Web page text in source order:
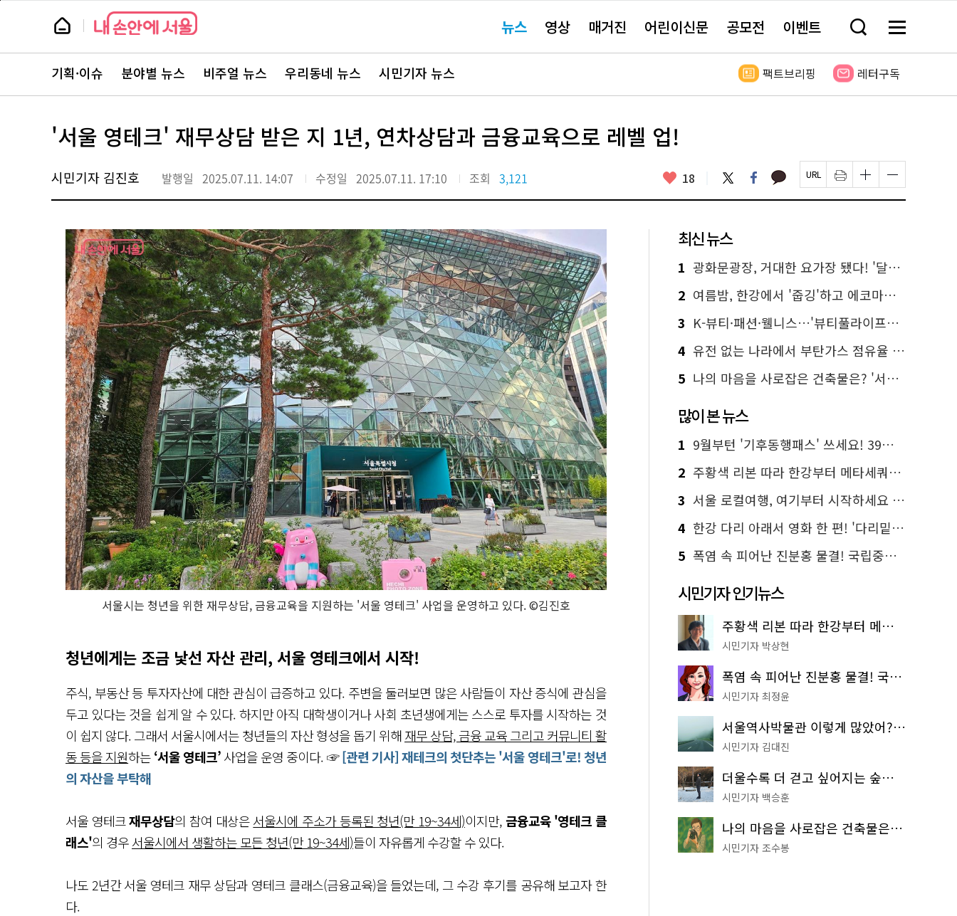
본
뉴
스 요뉴스 영상 매거진 어린이신문 공모전 이벤트 검
창
기
메
전
보
뉴
스
주
서
바
로
기획·이슈 분야별 뉴스 비주얼 뉴스 우리동네 뉴스 시민기자 뉴스 팩트브리핑 레터구독
'서울 영테크' 재무상담 받은 지 1년, 연차상담과 금융교육으로 레벨 업!
시민기자 김진호 발행일 2025.07.11. 14:07 수정일 2025.07.11. 17:10 조회 3,121 좋
요
18 트
위
터
페
이
스
카
카 페
이
지
인
쇄
하
글
자
크
하
기
글
자
크
하
서울시는 청년을 위한 재무상담, 금융교육을 지원하는 '서울 영테크' 사업을 운영하고 있다. ©김진호
청년에게는 조금 낯선 자산 관리, 서울 영테크에서 시작!
주식, 부동산 등 투자자산에 대한 관심이 급증하고 있다. 주변을 둘러보면 많은 사람들이 자산 증식에 관심을
두고 있다는 것을 쉽게 알 수 있다. 하지만 아직 대학생이거나 사회 초년생에게는 스스로 투자를 시작하는 것
이 쉽지 않다. 그래서 서울시에서는 청년들의 자산 형성을 돕기 위해재무 상담, 금융 교육 그리고 커뮤니티 활
동 등을 지원하는‘서울 영테크’사업을 운영 중이다. ☞[관련 기사] 재테크의 첫단추는 '서울 영테크'로! 청년
의 자산을 부탁해
서울 영테크재무상담의 참여 대상은서울시에 주소가 등록된 청년(만 19~34세)이지만,금융교육 '영테크 클
래스'의 경우서울시에서 생활하는 모든 청년(만 19~34세)들이 자유롭게 수강할 수 있다.
나도 2년간 서울 영테크 재무 상담과 영테크 클래스(금융교육)을 들었는데, 그 수강 후기를 공유해 보고자 한
다.
최신 뉴스
1 광화문광장, 거대한 요가장 됐다! '달빛요가'와 함께한 여름밤 힐링
2 여름밤, 한강에서 '줍깅'하고 에코마일리지도 줍줍!
3 K-뷰티·패션·웰니스…'뷰티풀라이프인서울' 6일부터 사전 예약
4 유전 없는 나라에서 부탄가스 점유율 1위 가능? Yes, I 'CAN'
5 나의 마음을 사로잡은 건축물은? '서울시 건축상' 수상작 공개!
많이 본 뉴스
1 9월부턴 '기후동행패스' 쓰세요! 39세까지 청년 혜택
2 주황색 리본 따라 한강부터 메타세쿼이아 숲길까지…서울둘레길 15코스
3 서울 로컬여행, 여기부터 시작하세요 '서울에디션25'
4 한강 다리 아래서 영화 한 편! '다리밑 영화관' 무료 상영
5 폭염 속 피어난 진분홍 물결! 국립중앙박물관 배롱나무 명소
시민기자 인기뉴스
주황색 리본 따라 한강부터 메타세쿼이아 숲길까지…서울둘레길 15코스
시민기자 박상현
폭염 속 피어난 진분홍 물결! 국립중앙박물관 배롱나무 명소
시민기자 최정윤
서울역사박물관 이렇게 많았어? 주말마다 한 곳씩 떠나는 역사 산책
시민기자 김대진
더울수록 더 걷고 싶어지는 숲길! 서울둘레길 '아차산 코스'
시민기자 백승훈
나의 마음을 사로잡은 건축물은? '서울시 건축상' 수상작 공개!
시민기자 조수봉
페